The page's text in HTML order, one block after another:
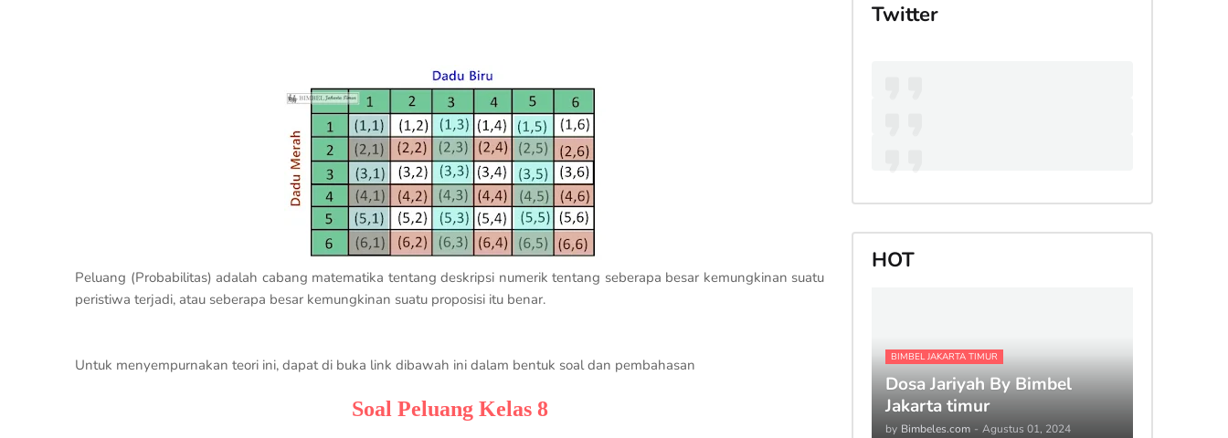
Peluang (Probabilitas) adalah cabang matematika tentang deskripsi numerik tentang seberapa besar kemungkinan suatu
peristiwa terjadi, atau seberapa besar kemungkinan suatu proposisi itu benar.
Untuk menyempurnakan teori ini, dapat di buka link dibawah ini dalam bentuk soal dan pembahasan
Soal Peluang Kelas 8
Twitter
HOT
BIMBEL JAKARTA TIMUR
Dosa Jariyah By Bimbel
Jakarta timur
by Bimbeles.com - Agustus 01, 2024